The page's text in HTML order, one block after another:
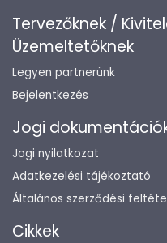
Tervezőknek /
Üzemeltetőknek
Legyen partnerünk
Bejelentkezés
Jogi
Jogi nyilatkozat
Adatkezelési tájékoztató
Általános szerződési
Cikkek